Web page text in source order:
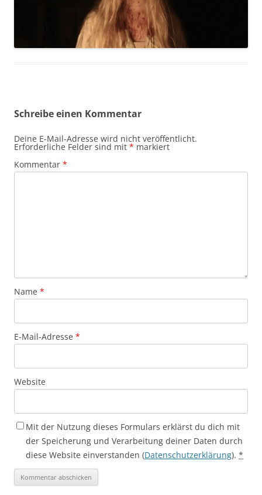
Schreibe einen Kommentar
Deine E-Mail-Adresse wird nicht veröffentlicht.
Erforderliche Felder sind mit * markiert
Kommentar *
Name *
E-Mail-Adresse *
Website
Mit der Nutzung dieses Formulars erklärst du dich mit
der Speicherung und Verarbeitung deiner Daten durch
diese Website einverstanden (Datenschutzerklärung). *